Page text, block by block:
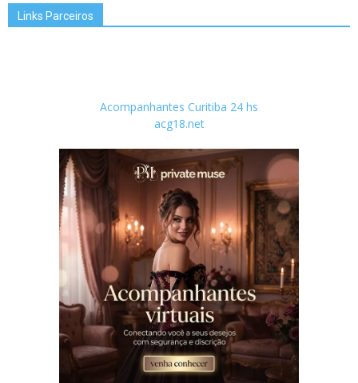
Links Parceiros
Acompanhantes Curitiba 24 hs
acg18.net